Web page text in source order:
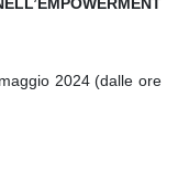
2024 (dalle ore